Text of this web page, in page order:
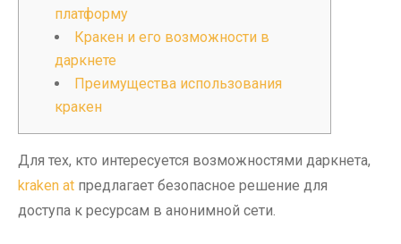
платформу
Кракен и его возможности в
даркнете
Преимущества использования
кракен
Для тех, кто интересуется возможностями даркнета,
kraken at предлагает безопасное решение для
доступа к ресурсам в анонимной сети.